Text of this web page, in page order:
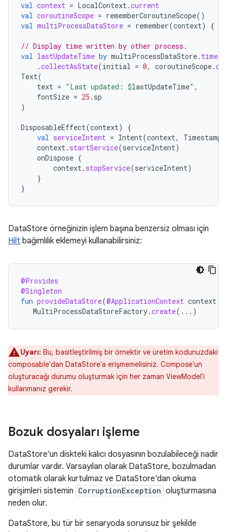
val context = LocalContext.current
val coroutineScope = rememberCoroutineScope()
val multiProcessDataStore = remember(context) {
// Display time written by other process.
val lastUpdateTime by multiProcessDataStore.
.collectAsState(initial = 0, coroutineScope.
Text(
text = "Last updated: $lastUpdateTime" ,
fontSize = 25. sp
)
DisposableEffect(context)
{
val serviceIntent = Intent(context,
context. startService(serviceIntent)
onDispose {
context. stopService(serviceIntent)
}
}
DataStore örneğinizin işlem başına benzersiz olması için
Hilt bağımlılık eklemeyi kullanabilirsiniz:
@Provides
@Singleton
fun provideDataStore(@ApplicationContext context
MultiProcessDataStoreFactory.create(...)
Uyarı: Bu, basitleştirilmiş bir örnektir ve üretim kodunuzdaki
composable'dan DataStore'a erişmemelisiniz. Compose'un
oluşturacağı durumu oluşturmak için her zaman ViewModel'i
kullanmanız gerekir.
Bozuk dosyaları işleme
DataStore'un diskteki kalıcı dosyasının bozulabileceği nadir
durumlar vardır. Varsayılan olarak DataStore, bozulmadan
otomatik olarak kurtulmaz ve DataStore'dan okuma
girişimleri sistemin CorruptionException oluşturmasına
neden olur.
DataStore, bu tür bir senaryoda sorunsuz bir şekilde